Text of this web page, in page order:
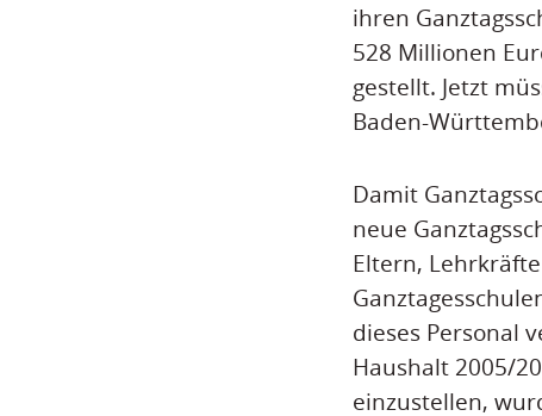
ihren
528 Millionen
gestellt. Jetzt
Baden-
Damit
neue
Eltern,
dieses Personal
Haushalt 2005/
einzustellen,